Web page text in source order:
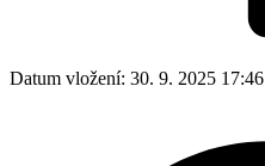
Datum vložení: 30. 9. 2025 17:46